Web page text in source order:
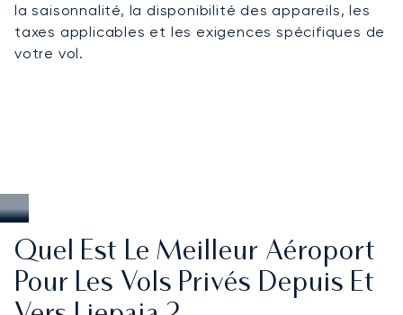
pour les affaires liées au port et des connexions
fiables sur toute la côte balte de la Lettonie.
la saisonnalité, la disponibilité des appareils, les
taxes applicables et les exigences spécifiques de
votre vol.
Quel Est Le Meilleur Aéroport
Pour Les Vols Privés Depuis Et